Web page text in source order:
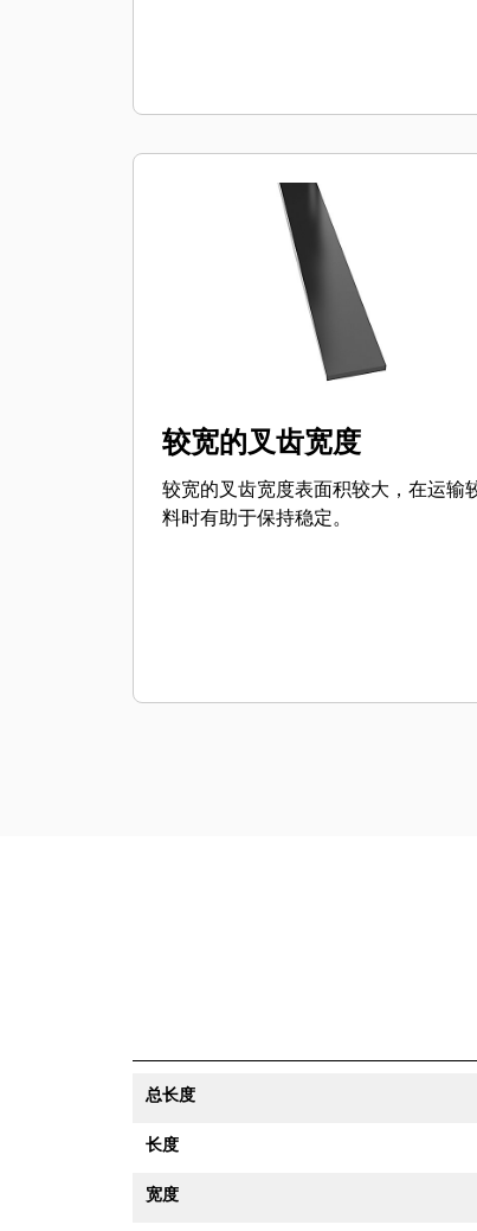
较宽的叉齿宽度
较宽的叉齿宽度表面积较大，在运输
料时有助于保持稳定。
总长度
长度
宽度